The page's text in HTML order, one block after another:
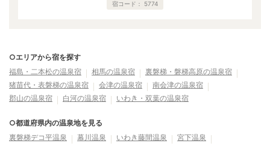
宿コード： 5774
○エリアから宿を探す
福島・二本松の温泉宿
相馬の温泉宿
裏磐梯・磐梯高原の温泉宿
猪苗代・表磐梯の温泉宿
会津の温泉宿
南会津の温泉宿
郡山の温泉宿
白河の温泉宿 いわき・双葉の温泉宿
○都道府県内の温泉地を見る
裏磐梯デコ平温泉
幕川温泉 いわき藤間温泉
宮下温泉